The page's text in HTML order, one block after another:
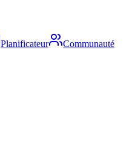
Planificateur
Communauté